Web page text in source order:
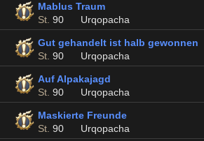
Mablus Traum
St. 90 Urqopacha
Gut gehandelt ist halb gewonnen
St. 90 Urqopacha
Auf Alpakajagd
St. 90 Urqopacha
Maskierte Freunde
St. 90 Urqopacha